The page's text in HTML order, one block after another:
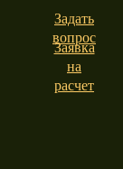
Задать
вопрос
Заявка
на
расчет